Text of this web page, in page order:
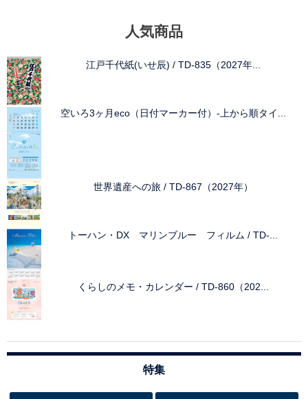
人気商品
江戸千代紙(いせ辰) / TD-835（2027年...
空いろ3ヶ月eco（日付マーカー付）-上から順タイ...
世界遺産への旅 / TD-867（2027年）
トーハン・DX マリンブルー フィルム / TD-...
くらしのメモ・カレンダー / TD-860（202...
特集